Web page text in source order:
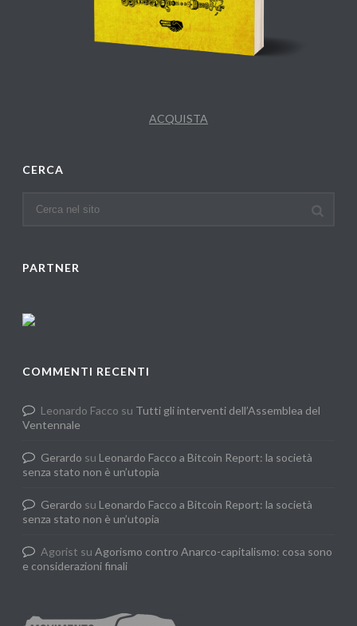
ACQUISTA
CERCA
PARTNER
COMMENTI RECENTI
Leonardo Facco su Tutti gli interventi dell’Assemblea del
Ventennale
Gerardo su Leonardo Facco a Bitcoin Report: la società
senza stato non è un’utopia
Gerardo su Leonardo Facco a Bitcoin Report: la società
senza stato non è un’utopia
Agorist suAgorismo contro Anarco-capitalismo: cosa sono
e considerazioni finali